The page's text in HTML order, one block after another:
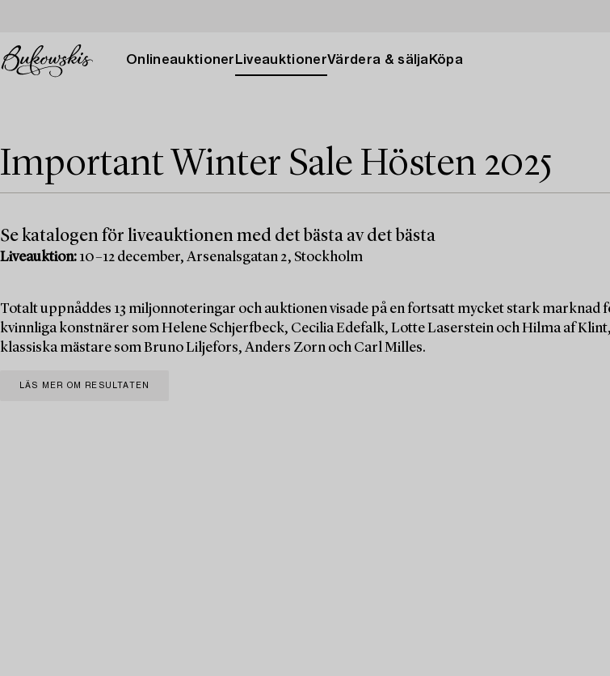
Onlineauktioner LiveauktionerVärdera & sälja Köpa
Important Winter Sale Hösten 2025
Se katalogen för liveauktionen med det bästa av det bästa
Liveauktion: 10–12 december, Arsenalsgatan 2, Stockholm
Totalt uppnåddes 13 miljonnoteringar och auktionen visade på en fortsatt mycket stark marknad
kvinnliga konstnärer som Helene Schjerfbeck, Cecilia Edefalk, Lotte Laserstein och Hilma af
klassiska mästare som Bruno Liljefors, Anders Zorn och Carl Milles.
LÄS MER OM RESULTATEN